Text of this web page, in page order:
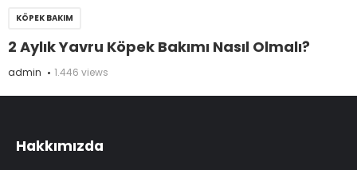
KÖPEK BAKIM
2 Aylık Yavru Köpek Bakımı Nasıl Olmalı?
admin 1.446 views
Hakkımızda